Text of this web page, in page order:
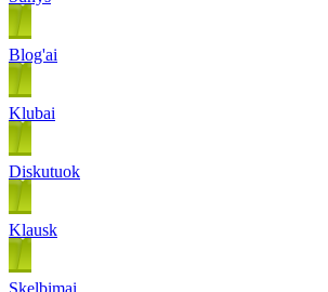
Blog'ai
Klubai
Diskutuok
Klausk
Skelbimai